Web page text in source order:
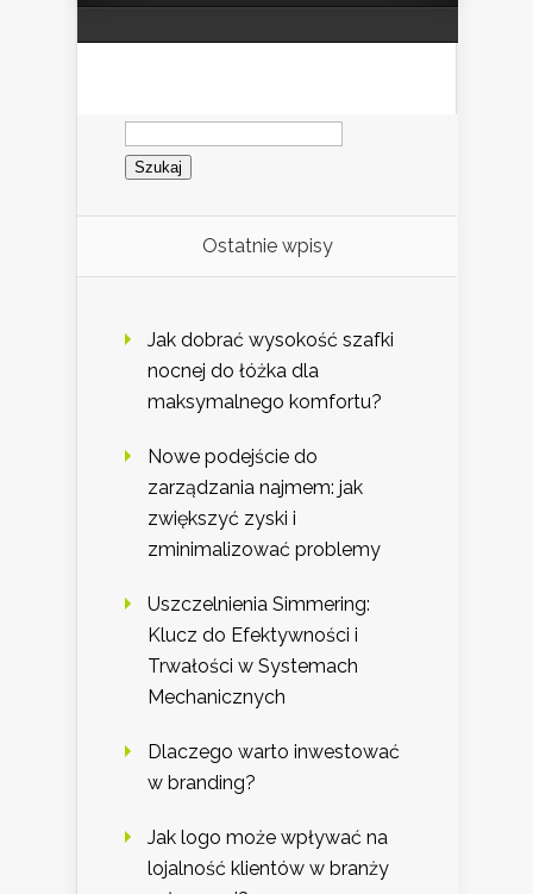
Szukaj:
Ostatnie wpisy
Jak dobrać wysokość szafki
nocnej do łóżka dla
maksymalnego komfortu?
Nowe podejście do
zarządzania najmem: jak
zwiększyć zyski i
zminimalizować problemy
Uszczelnienia Simmering:
Klucz do Efektywności i
Trwałości w Systemach
Mechanicznych
Dlaczego warto inwestować
w branding?
Jak logo może wpływać na
lojalność klientów w branży